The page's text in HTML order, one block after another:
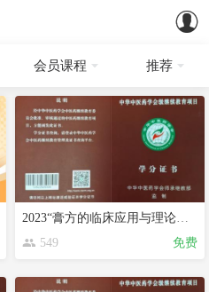
会员课程 推荐
2023“膏方的临床应用与理论基础”学习班
549
免费